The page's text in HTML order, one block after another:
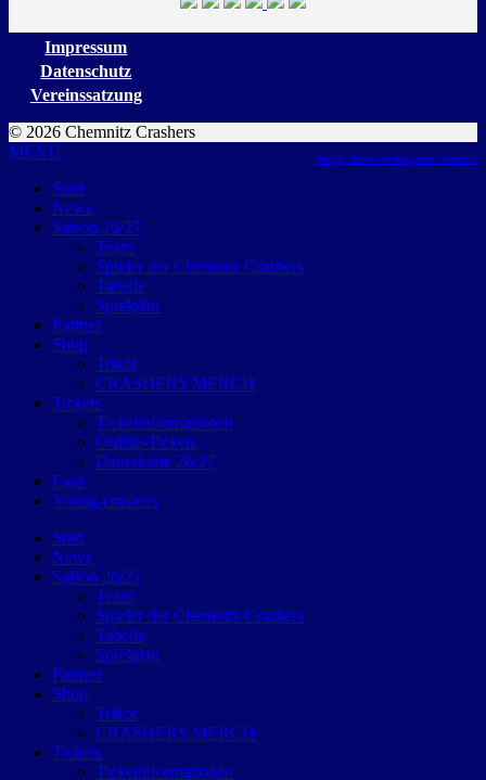
Impressum
Datenschutz
Vereinssatzung
© 2026 Chemnitz Crashers
design: future werbeagentur chemnitz
MENU
Start
News
Saison 26/27
Team
Spieler der Chemnitz Crashers
Tabelle
Spielplan
Partner
Shop
Trikot
CRASHERS MERCH
Tickets
Ticketinformationen
Online-Tickets
Dauerkarte 26/27
Fans
Young-crashers
Start
News
Saison 26/27
Team
Spieler der Chemnitz Crashers
Tabelle
Spielplan
Partner
Shop
Trikot
CRASHERS MERCH
Tickets
Ticketinformationen